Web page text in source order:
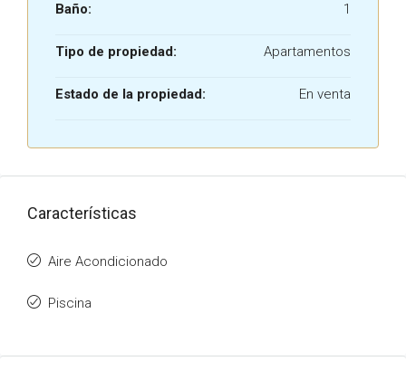
Baño: 1
Tipo de propiedad: Apartamentos
Estado de la propiedad: En venta
Características
Aire Acondicionado
Piscina